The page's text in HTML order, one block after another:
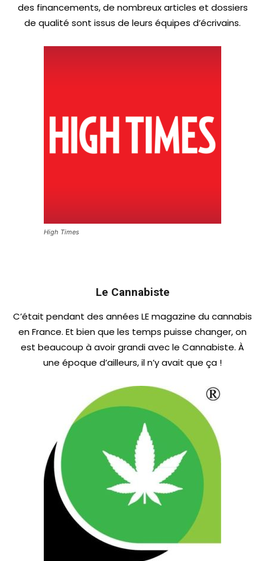
des financements, de nombreux articles et dossiers
de qualité sont issus de leurs équipes d’écrivains.
High Times
Le Cannabiste
C’était pendant des années LE magazine du cannabis
en France. Et bien que les temps puisse changer, on
est beaucoup à avoir grandi avec le Cannabiste. À
une époque d’ailleurs, il n’y avait que ça !